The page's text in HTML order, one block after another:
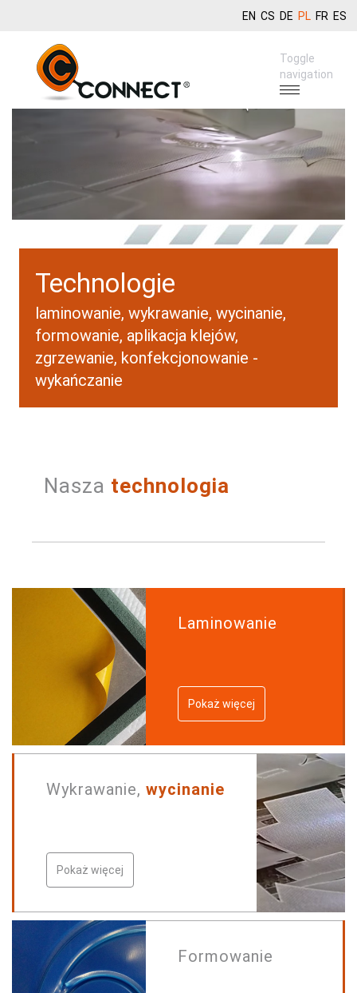
EN CS DE PL FR ES
Toggle
navigation
Technologie
laminowanie, wykrawanie, wycinanie,
formowanie, aplikacja klejów,
zgrzewanie, konfekcjonowanie -
wykańczanie
Nasza technologia
Laminowanie
Pokaż więcej
Wykrawanie,wycinanie
Pokaż więcej
Formowanie